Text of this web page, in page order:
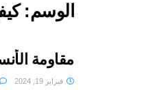
الوسم:
مقاومة
فبراير 19, 2024